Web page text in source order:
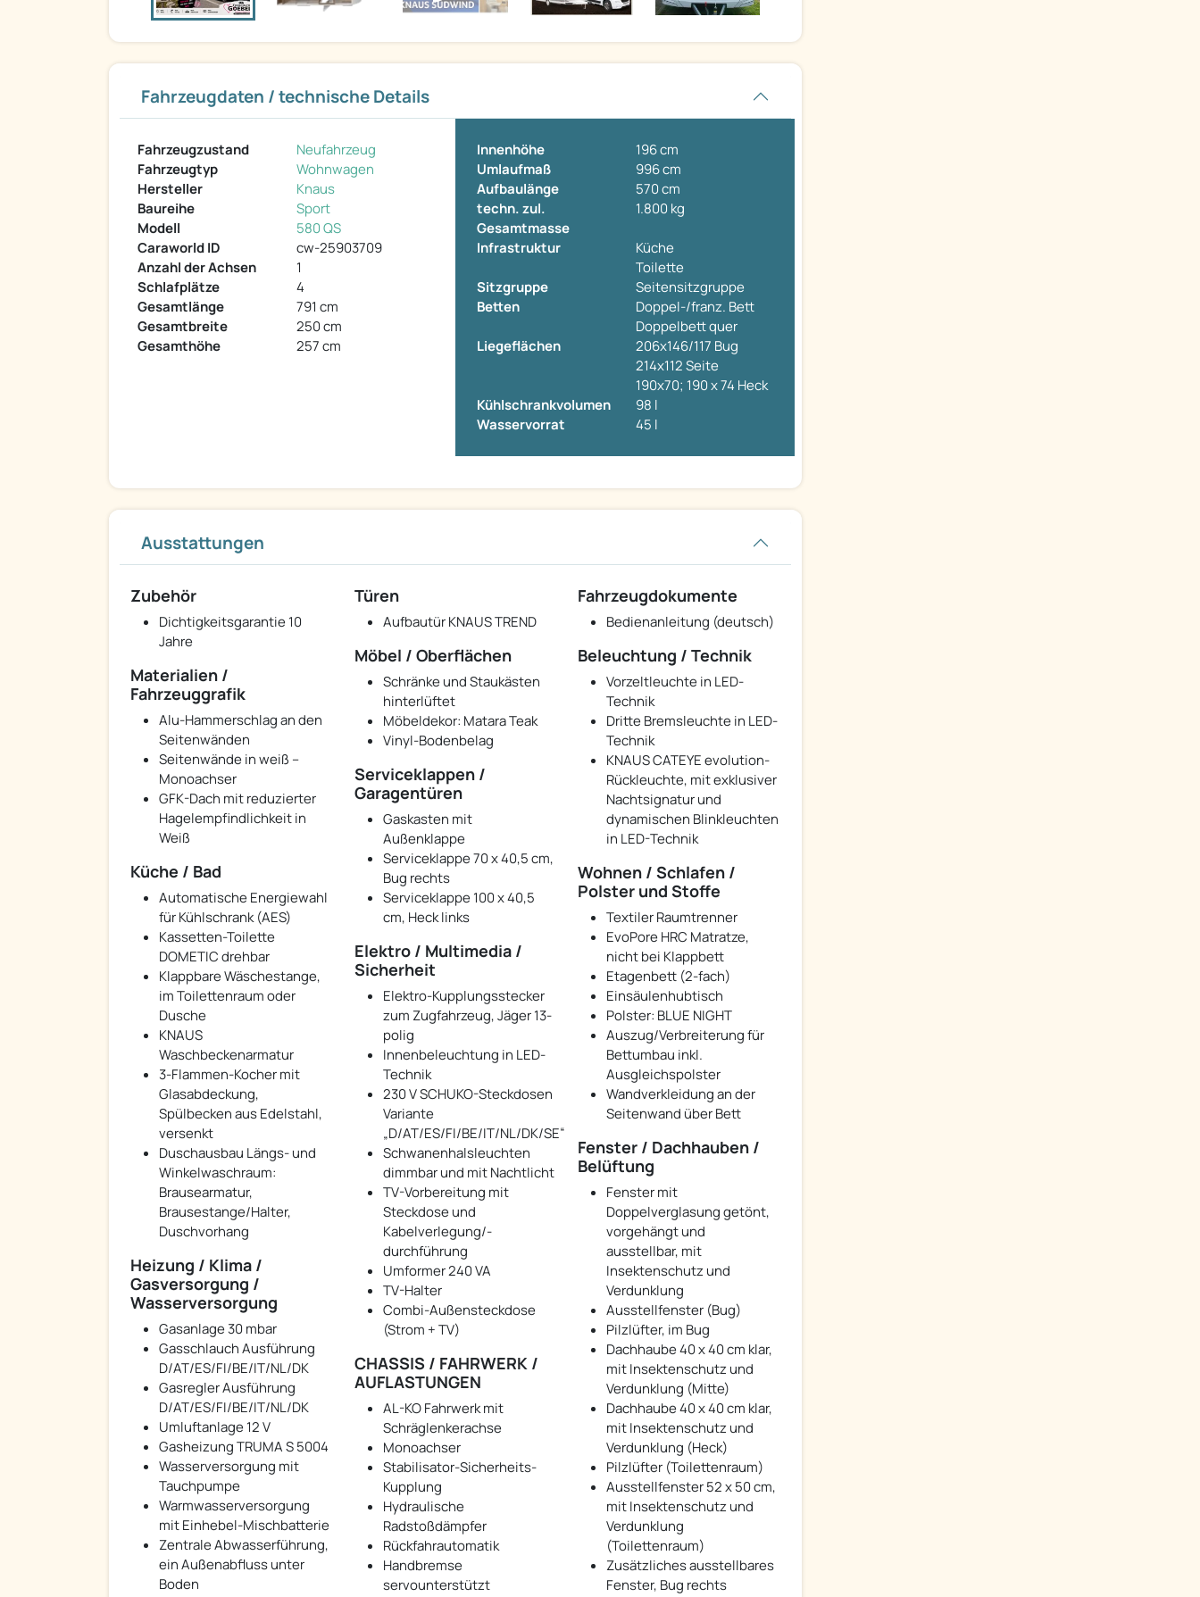
Fahrzeugdaten / technische Details
Fahrzeugzustand
Neufahrzeug
Fahrzeugtyp
Wohnwagen
Hersteller
Knaus
Baureihe
Sport
Modell
580 QS
Caraworld ID
cw-25903709
Anzahl der Achsen
1
Schlafplätze
4
Gesamtlänge
791 cm
Gesamtbreite
250 cm
Gesamthöhe
257 cm
Innenhöhe
196 cm
Umlaufmaß
996 cm
Aufbaulänge
570 cm
techn. zul.
Gesamtmasse
1.800 kg
Infrastruktur
Küche
Toilette
Sitzgruppe
Seitensitzgruppe
Betten
Doppel-/franz. Bett
Doppelbett quer
Liegeflächen
206x146/117 Bug
214x112 Seite
190x70; 190 x 74 Heck
Kühlschrankvolumen
98 l
Wasservorrat
45 l
Ausstattungen
Zubehör
Dichtigkeitsgarantie 10
Jahre
Türen
Aufbautür KNAUS TREND
Fahrzeugdokumente
Bedienanleitung (deutsch)
Möbel / Oberflächen
Schränke und Staukästen
hinterlüftet
Möbeldekor: Matara Teak
Vinyl-Bodenbelag
Beleuchtung / Technik
Vorzeltleuchte in LED-
Technik
Dritte Bremsleuchte in LED-
Technik
KNAUS CATEYE evolution-
Rückleuchte, mit exklusiver
Nachtsignatur und
dynamischen Blinkleuchten
in LED-Technik
Materialien /
Fahrzeuggrafik
Alu-Hammerschlag an den
Seitenwänden
Seitenwände in weiß –
Monoachser
GFK-Dach mit reduzierter
Hagelempfindlichkeit in
Weiß
Serviceklappen /
Garagentüren
Gaskasten mit
Außenklappe
Serviceklappe 70 x 40,5 cm,
Bug rechts
Serviceklappe 100 x 40,5
cm, Heck links
Küche / Bad
Automatische Energiewahl
für Kühlschrank (AES)
Kassetten-Toilette
DOMETIC drehbar
Klappbare Wäschestange,
im Toilettenraum oder
Dusche
KNAUS
Waschbeckenarmatur
3-Flammen-Kocher mit
Glasabdeckung,
Spülbecken aus Edelstahl,
versenkt
Duschausbau Längs- und
Winkelwaschraum:
Brausearmatur,
Brausestange/Halter,
Duschvorhang
Wohnen / Schlafen /
Polster und Stoffe
Textiler Raumtrenner
EvoPore HRC Matratze,
nicht bei Klappbett
Etagenbett (2-fach)
Einsäulenhubtisch
Polster: BLUE NIGHT
Auszug/Verbreiterung für
Bettumbau inkl.
Ausgleichspolster
Wandverkleidung an der
Seitenwand über Bett
Elektro / Multimedia /
Sicherheit
Elektro-Kupplungsstecker
zum Zugfahrzeug, Jäger 13-
polig
Innenbeleuchtung in LED-
Technik
230 V SCHUKO-Steckdosen
Variante
„D/AT/ES/FI/BE/IT/NL/DK/SE“
Schwanenhalsleuchten
dimmbar und mit Nachtlicht
TV-Vorbereitung mit
Steckdose und
Kabelverlegung/-
durchführung
Umformer 240 VA
TV-Halter
Combi-Außensteckdose
(Strom + TV)
Fenster / Dachhauben /
Belüftung
Fenster mit
Doppelverglasung getönt,
vorgehängt und
ausstellbar, mit
Insektenschutz und
Verdunklung
Ausstellfenster (Bug)
Pilzlüfter, im Bug
Dachhaube 40 x 40 cm klar,
mit Insektenschutz und
Verdunklung (Mitte)
Dachhaube 40 x 40 cm klar,
mit Insektenschutz und
Verdunklung (Heck)
Pilzlüfter (Toilettenraum)
Ausstellfenster 52 x 50 cm,
mit Insektenschutz und
Verdunklung
(Toilettenraum)
Zusätzliches ausstellbares
Fenster, Bug rechts
Heizung / Klima /
Gasversorgung /
Wasserversorgung
Gasanlage 30 mbar
Gasschlauch Ausführung
D/AT/ES/FI/BE/IT/NL/DK
Gasregler Ausführung
D/AT/ES/FI/BE/IT/NL/DK
Umluftanlage 12 V
Gasheizung TRUMA S 5004
Wasserversorgung mit
Tauchpumpe
Warmwasserversorgung
mit Einhebel-Mischbatterie
Zentrale Abwasserführung,
ein Außenabfluss unter
Boden
CHASSIS / FAHRWERK /
AUFLASTUNGEN
AL-KO Fahrwerk mit
Schräglenkerachse
Monoachser
Stabilisator-Sicherheits-
Kupplung
Hydraulische
Radstoßdämpfer
Rückfahrautomatik
Handbremse
servounterstützt